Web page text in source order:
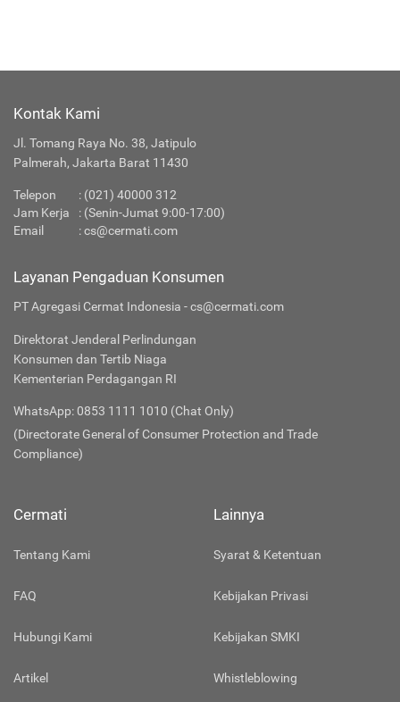
Kontak Kami
Jl. Tomang Raya No. 38, Jatipulo
Palmerah, Jakarta Barat 11430
Telepon : (021) 40000 312
Jam Kerja
: (Senin-Jumat 9:00-17:00)
Email
:cs@cermati.com
Layanan Pengaduan Konsumen
PT Agregasi Cermat Indonesia - cs@cermati.com
Direktorat Jenderal Perlindungan
Konsumen dan Tertib Niaga
Kementerian Perdagangan RI
WhatsApp: 0853 1111 1010 (Chat Only)
(Directorate General of Consumer Protection and Trade
Compliance)
Cermati
Tentang Kami
FAQ
Hubungi Kami
Artikel
Lainnya
Syarat & Ketentuan
Kebijakan Privasi
Kebijakan SMKI
Whistleblowing